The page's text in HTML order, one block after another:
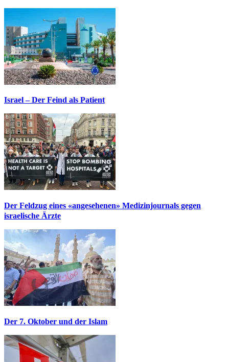
Israel – Der Feind als Patient
Der Feldzug eines «angesehenen» Medizinjournals gegen
israelische Ärzte
Der 7. Oktober und der Islam